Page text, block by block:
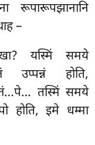
रूपारूपझानानि
–
यस्मिं समये
होति,
तस्मिं समये
होति, इमे धम्मा